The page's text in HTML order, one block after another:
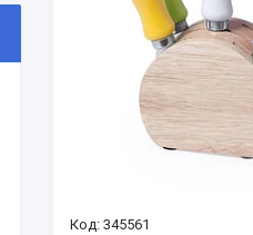
345561